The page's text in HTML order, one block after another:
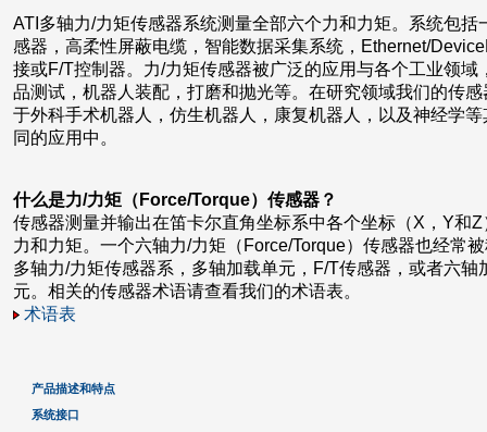
ATI多轴力/力矩传感器系统测量全部六个力和力矩。系统包括
感器，高柔性屏蔽电缆，智能数据采集系统，Ethernet/
接或F/T控制器。力/力矩传感器被广泛的应用与各个工业领域
品测试，机器人装配，打磨和抛光等。在研究领域我们的传感
于外科手术机器人，仿生机器人，康复机器人，以及神经学等
同的应用中。
什么是力/力矩（Force/Torque）传感器？
传感器测量并输出在笛卡尔直角坐标系中各个坐标（X，Y和Z
力和力矩。一个六轴力/力矩（Force/Torque）传感器也经常
多轴力/力矩传感器系，多轴加载单元，F/T传感器，或者六轴
元。相关的传感器术语请查看我们的术语表。
术语表
产品描述和特点
系统接口